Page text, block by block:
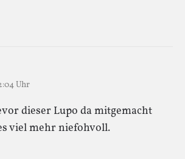
Uhr
dieser Lupo da mitgemacht
viel mehr niefohvoll.